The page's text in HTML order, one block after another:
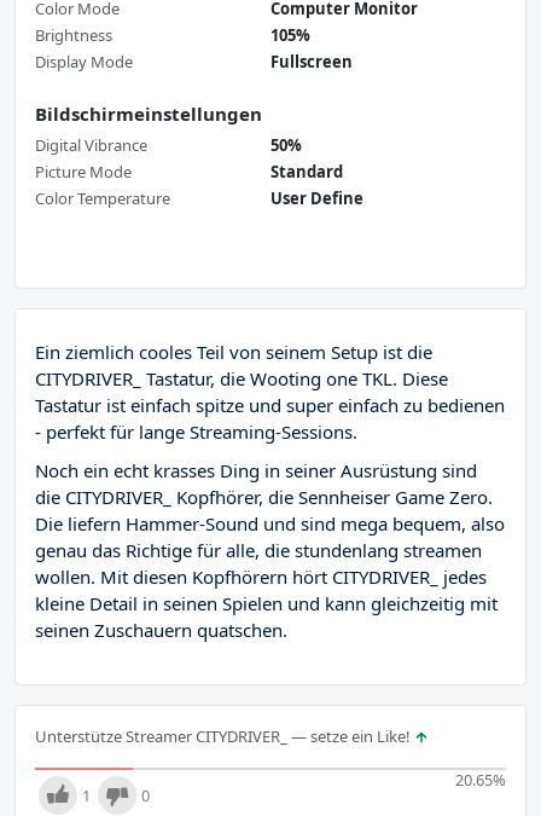
Color Mode
Computer Monitor
Brightness
105%
Display Mode
Fullscreen
Bildschirmeinstellungen
Digital Vibrance
50%
Picture Mode
Standard
Color Temperature
User Define
Ein ziemlich cooles Teil von seinem Setup ist die
CITYDRIVER_ Tastatur, die Wooting one TKL. Diese
Tastatur ist einfach spitze und super einfach zu bedienen
- perfekt für lange Streaming-Sessions.
Noch ein echt krasses Ding in seiner Ausrüstung sind
die CITYDRIVER_ Kopfhörer, die Sennheiser Game Zero.
Die liefern Hammer-Sound und sind mega bequem, also
genau das Richtige für alle, die stundenlang streamen
wollen. Mit diesen Kopfhörern hört CITYDRIVER_ jedes
kleine Detail in seinen Spielen und kann gleichzeitig mit
seinen Zuschauern quatschen.
Unterstütze Streamer CITYDRIVER_ — setze ein Like!
20.65%
1 0